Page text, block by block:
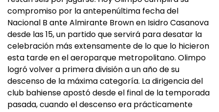
compromiso por la antepenúltima fecha del
Nacional B ante Almirante Brown en Isidro Casanova
desde las 15, un partido que servirá para desatar la
celebración más extensamente de lo que lo hicieron
esta tarde en el aeroparque metropolitano. Olimpo
logró volver a primera división a un año de su
descenso de la máxima categoría. La dirigencia del
club bahiense apostó desde el final de la temporada
pasada, cuando el descenso era prácticamente